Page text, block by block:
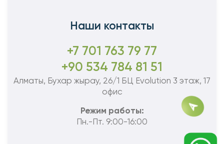
Наши контакты
+7 701 763 79 77
+90 534 784 81 51
Алматы, Бухар жырау, 26/1 БЦ Evolution 3 этаж, 17
офис
Режим работы:
Пн.-Пт. 9:00-16:00